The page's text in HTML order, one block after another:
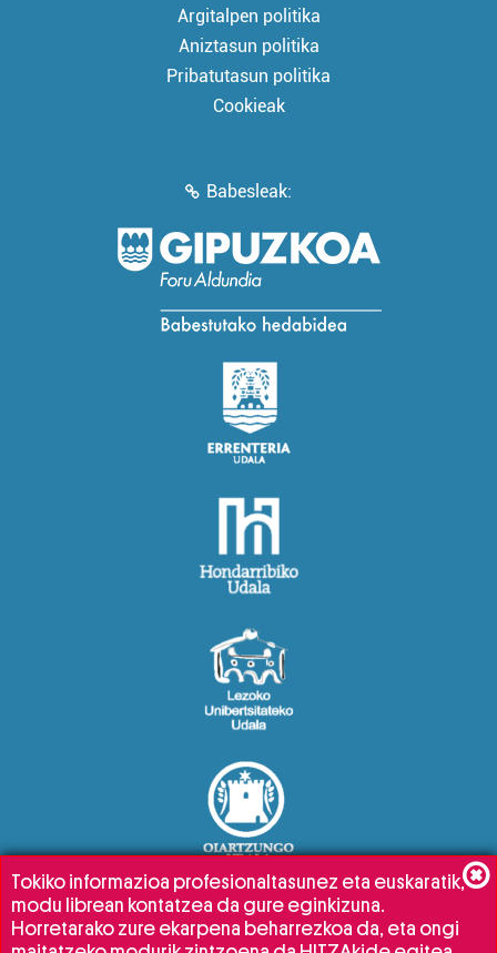
Argitalpen politika
Aniztasun politika
Pribatutasun politika
Cookieak
Babesleak:
Tokiko informazioa profesionaltasunez eta euskaratik,
modu librean kontatzea da gure eginkizuna.
Horretarako zure ekarpena beharrezkoa da, eta ongi